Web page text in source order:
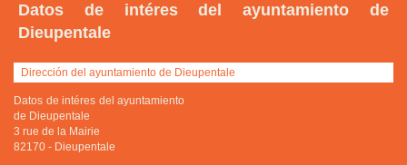
Datos de intéres del ayuntamiento de
Dieupentale
Dirección del ayuntamiento de Dieupentale
Datos de intéres del ayuntamiento
de Dieupentale
3 rue de la Mairie
82170 - Dieupentale